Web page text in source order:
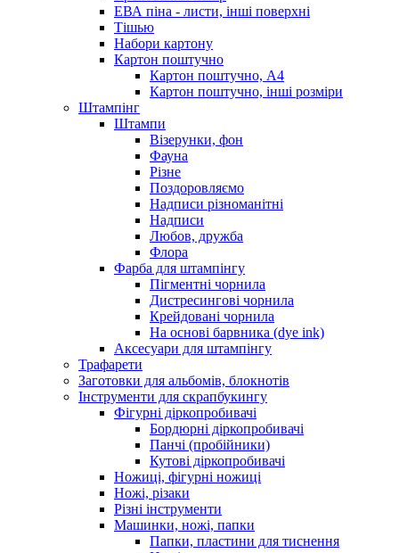
ЕВА піна - листи, інші поверхні
Тішью
Набори картону
Картон поштучно
Картон поштучно, А4
Картон поштучно, інші розміри
Штампінг
Штампи
Візерунки, фон
Фауна
Різне
Поздоровляємо
Надписи різноманітні
Надписи
Любов, дружба
Флора
Фарба для штампінгу
Пігментні чорнила
Дистресингові чорнила
Крейдовані чорнила
На основі барвника (dye ink)
Аксесуари для штампінгу
Трафарети
Заготовки для альбомів, блокнотів
Інструменти для скрапбукингу
Фігурні діркопробивачі
Бордюрні діркопробивачі
Панчі (пробійники)
Кутові діркопробивачі
Ножиці, фігурні ножиці
Ножі, різаки
Різні інструменти
Машинки, ножі, папки
Папки, пластини для тиснення